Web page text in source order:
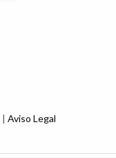
| Aviso Legal